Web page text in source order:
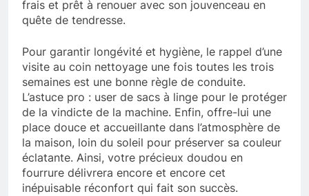
frais et prêt à renouer avec son jouvenceau en
quête de tendresse.
Pour garantir longévité et hygiène, le rappel d’une
visite au coin nettoyage une fois toutes les trois
semaines est une bonne règle de conduite.
L’astuce pro : user de sacs à linge pour le protéger
de la vindicte de la machine. Enfin, offre-lui une
place douce et accueillante dans l’atmosphère de
la maison, loin du soleil pour préserver sa couleur
éclatante. Ainsi, votre précieux doudou en
fourrure délivrera encore et encore cet
inépuisable réconfort qui fait son succès.